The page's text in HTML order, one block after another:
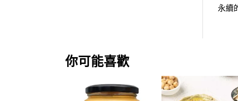
永續
你可能喜歡